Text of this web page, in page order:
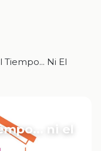
Ni El
ni el